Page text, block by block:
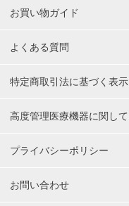
お買い物ガイド
よくある質問
特定商取引法に基づく表示
高度管理医療機器に関して
プライバシーポリシー
お問い合わせ